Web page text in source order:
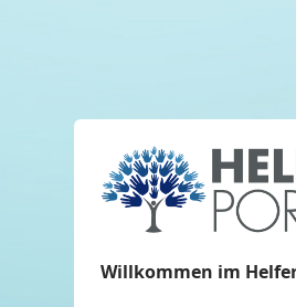
Willkommen im